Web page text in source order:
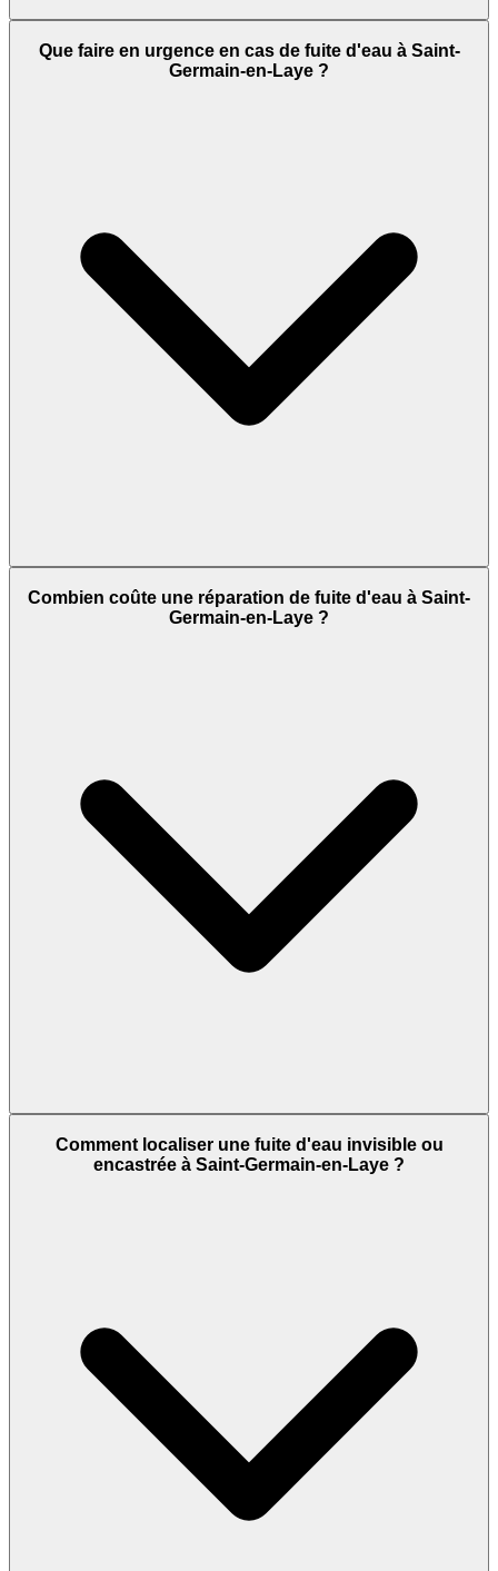
Que faire en urgence en cas de fuite d'eau à Saint-
Germain-en-Laye ?
Combien coûte une réparation de fuite d'eau à Saint-
Germain-en-Laye ?
Comment localiser une fuite d'eau invisible ou
encastrée à Saint-Germain-en-Laye ?